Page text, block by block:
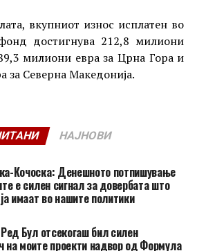
вкупниот износ исплатен во
достигнува 212,8 милиони
милиони евра за Црна Гора и
за Северна Македонија.
НАЈНОВИ
Кочоска: Денешното потпишување
е силен сигнал за довербата што
имаат во нашите политики
Бул отсекогаш бил силен
на моите проекти надвор од Формула